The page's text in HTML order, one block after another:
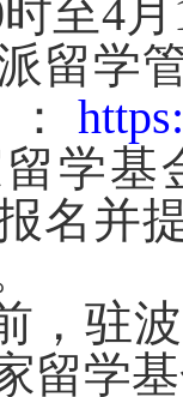
至4
留学
留学
名并
，驻
留学